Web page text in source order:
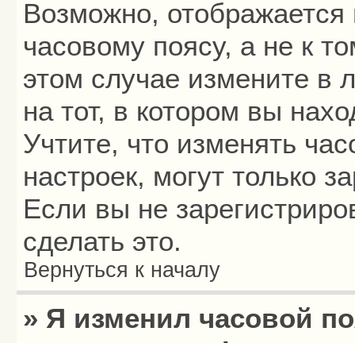
Возможно,
часовому поясу, а не к
этом случае измените в
на тот, в котором вы
Учтите, что изменять
настроек, могут только
Если вы не
сделать это.
Вернуться к началу
» Я изменил часовой